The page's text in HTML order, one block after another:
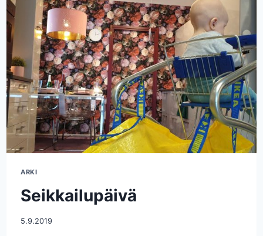
ARKI
Seikkailupäivä
5.9.2019